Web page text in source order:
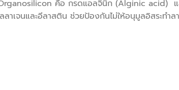
คือ กรดแอลจินิก (Alginic acid)
าเจนและอีลาสติน ช่วยป้องกันไม่ให้อนุมูลอิสระท